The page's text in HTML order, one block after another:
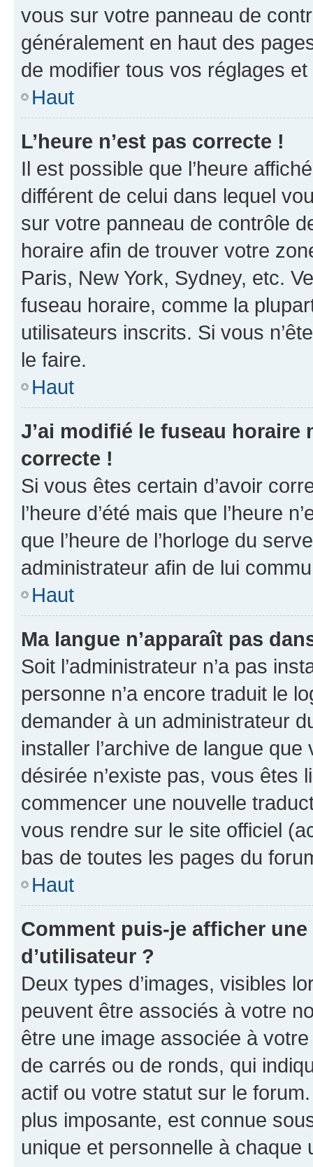
vous sur votre panneau de
généralement en haut des
de modifier tous vos réglages
Haut
L’heure n’est pas correcte !
Il est possible que l’heure
différent de celui dans lequel
sur votre panneau de contrôle
horaire afin de trouver votre
Paris, New York, Sydney, etc.
fuseau horaire, comme la
utilisateurs inscrits. Si vous
le faire.
Haut
J’ai modifié le fuseau horaire
correcte !
Si vous êtes certain d’avoir
l’heure d’été mais que l’heure
que l’heure de l’horloge du
administrateur afin de lui
Haut
Ma langue n’apparaît pas
Soit l’administrateur n’a pas
personne n’a encore traduit le
demander à un administrateur
installer l’archive de langue
désirée n’existe pas, vous êtes
commencer une nouvelle
vous rendre sur le site officiel
bas de toutes les pages du
Haut
Comment puis-je afficher
d’utilisateur ?
Deux types d’images, visibles
peuvent être associés à votre
être une image associée à
de carrés ou de ronds, qui
actif ou votre statut sur le
plus imposante, est connue
unique et personnelle à chaque